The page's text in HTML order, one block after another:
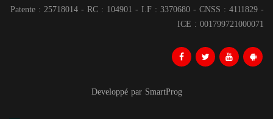
Patente : 25718014 - RC : 104901 - I.F : 3370680 - CNSS : 4111829 -
ICE : 001799721000071
Developpé par SmartProg